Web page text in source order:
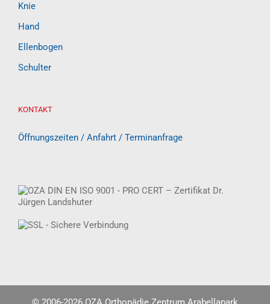
Knie
Hand
Ellenbogen
Schulter
KONTAKT
Öffnungszeiten / Anfahrt / Terminanfrage